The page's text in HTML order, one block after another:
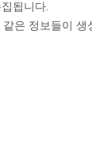
됩니다.
은 정보들이